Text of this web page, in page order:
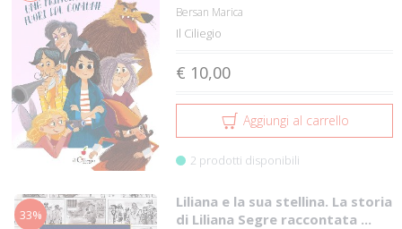
Bersan Marica
Il Ciliegio
€ 10,00
Aggiungi al carrello
2 prodotti disponibili
33%
Liliana e la sua stellina. La storia
di Liliana Segre raccontata ...